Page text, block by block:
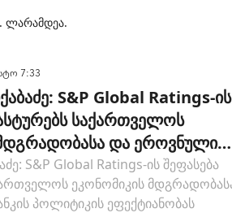
ლარამდეა.
7:33
S&P Global Ratings-ის
საქართველოს
და ეროვნული
ეფექტიანობას
S&P Global Ratings-ის შეფასება
ეკონომიკის
პოლიტიკის ეფექტიანობას